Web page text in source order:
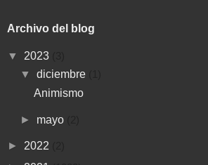
Archivo del blog
▼ 2023
▼ diciembre
Animismo
► mayo
► 2022